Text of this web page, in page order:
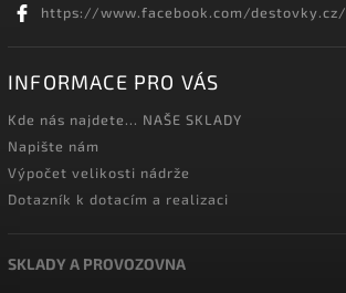
https://www.facebook.com/destovky.cz/
INFORMACE PRO VÁS
Kde nás najdete... NAŠE SKLADY
Napište nám
Výpočet velikosti nádrže
Dotazník k dotacím a realizaci
SKLADY A PROVOZOVNA